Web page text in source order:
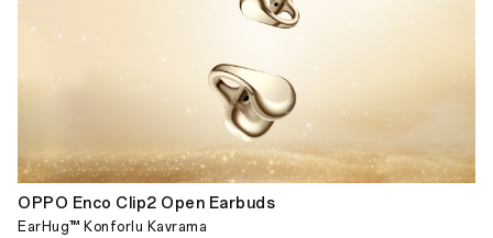
OPPO Enco Clip2 Open Earbuds
EarHug™ Konforlu Kavrama